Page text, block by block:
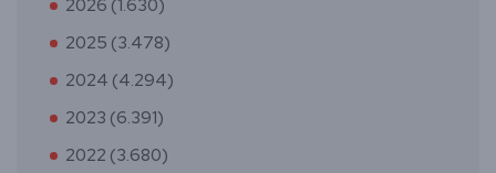
2026 (1.630)
2025 (3.478)
2024 (4.294)
2023 (6.391)
2022 (3.680)